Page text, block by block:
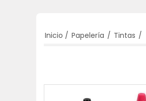
Inicio / Papelería / Tintas /